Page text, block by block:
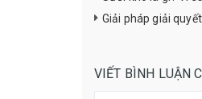
Giải pháp giải
VIẾT BÌNH LUẬN